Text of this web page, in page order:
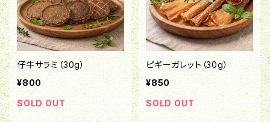
仔牛サラミ（30g）
¥800
SOLD OUT
ピギーガレット（30g）
¥850
SOLD OUT